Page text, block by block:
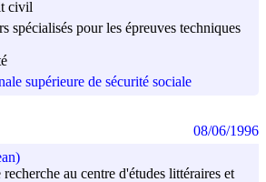
civil
spécialisés pour les épreuves techniques
supérieure de sécurité sociale
au centre d'études littéraires et
08/06/1996